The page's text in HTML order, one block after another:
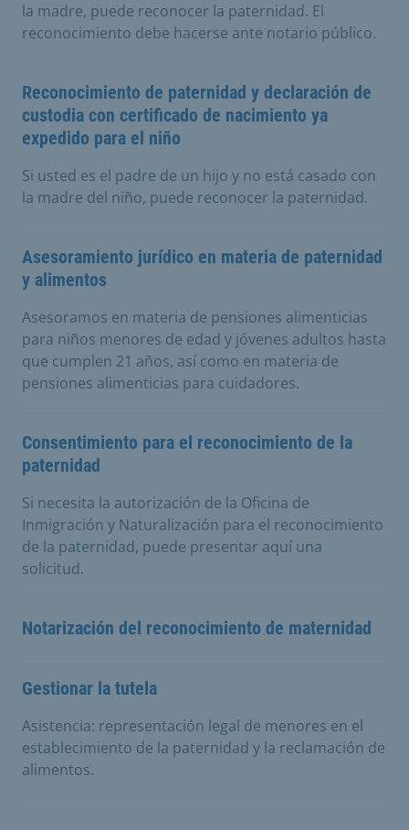
la madre, puede reconocer la paternidad. El
reconocimiento debe hacerse ante notario público.
Reconocimiento de paternidad y declaración de
custodia con certificado de nacimiento ya
expedido para el niño
Si usted es el padre de un hijo y no está casado con
la madre del niño, puede reconocer la paternidad.
Asesoramiento jurídico en materia de paternidad
y alimentos
Asesoramos en materia de pensiones alimenticias
para niños menores de edad y jóvenes adultos hasta
que cumplen 21 años, así como en materia de
pensiones alimenticias para cuidadores.
Consentimiento para el reconocimiento de la
paternidad
Si necesita la autorización de la Oficina de
Inmigración y Naturalización para el reconocimiento
de la paternidad, puede presentar aquí una
solicitud.
Notarización del reconocimiento de maternidad
Gestionar la tutela
Asistencia: representación legal de menores en el
establecimiento de la paternidad y la reclamación de
alimentos.